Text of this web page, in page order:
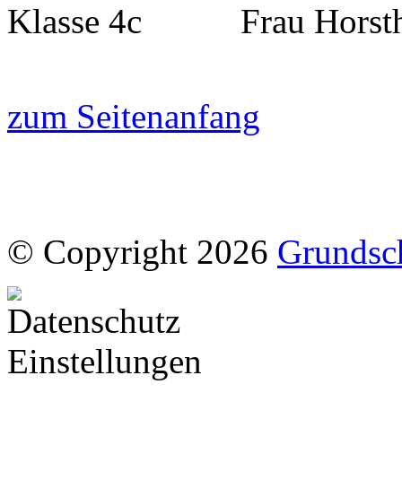
Klasse 4c Frau
zum Seitenanfang
© Copyright 2026